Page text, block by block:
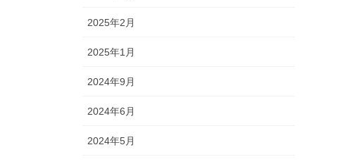
2025年2月
2025年1月
2024年9月
2024年6月
2024年5月